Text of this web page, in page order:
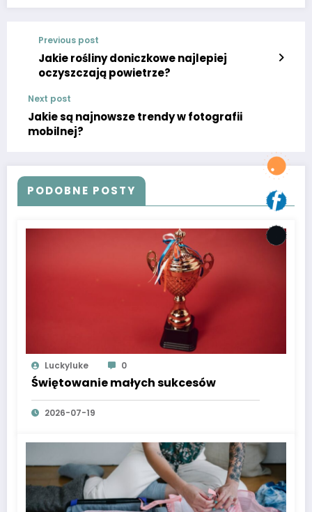
Previous post
Jakie rośliny doniczkowe najlepiej
oczyszczają powietrze?
Next post
Jakie są najnowsze trendy w fotografii
mobilnej?
PODOBNE POSTY
Luckyluke 0
Świętowanie małych sukcesów
2026-07-19